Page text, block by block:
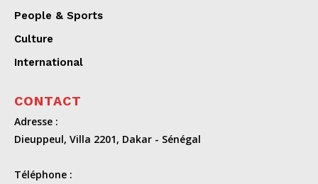
People & Sports
Culture
International
CONTACT
Adresse :
Dieuppeul, Villa 2201, Dakar - Sénégal
Téléphone :